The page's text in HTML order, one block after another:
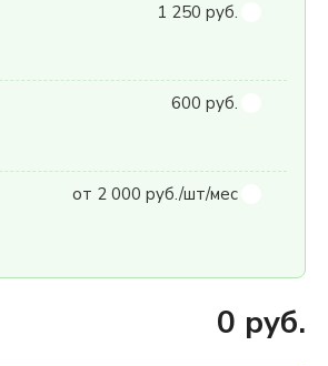
1 250 руб.
600 руб.
от 2 000 руб./шт/мес
0 руб.